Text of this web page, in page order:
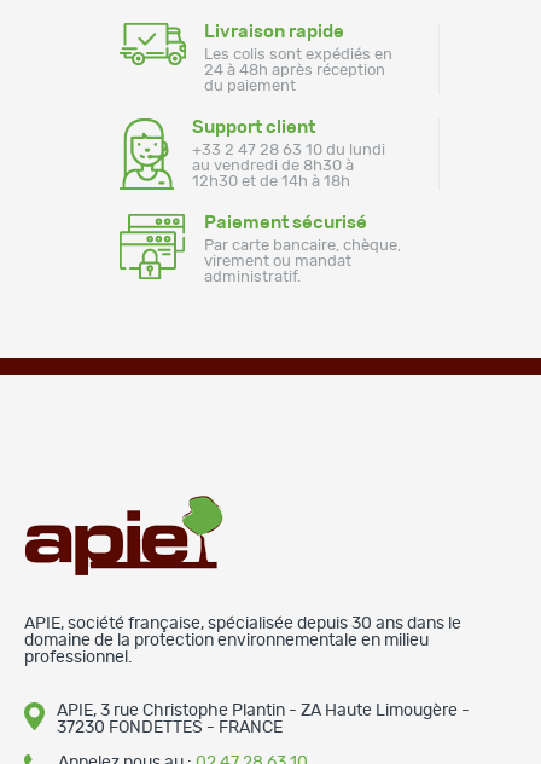
Livraison rapide
Les colis sont expédiés en
24 à 48h après réception
du paiement
Support client
+33 2 47 28 63 10 du lundi
au vendredi de 8h30 à
12h30 et de 14h à 18h
Paiement sécurisé
Par carte bancaire, chèque,
virement ou mandat
administratif.
APIE, société française, spécialisée depuis 30 ans dans le
domaine de la protection environnementale en milieu
professionnel.
APIE, 3 rue Christophe Plantin - ZA Haute Limougère -
37230 FONDETTES - FRANCE